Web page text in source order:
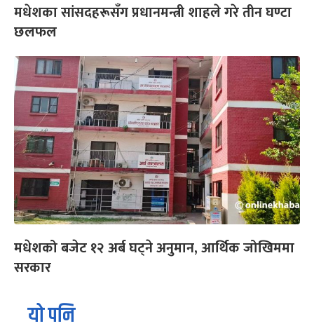
मधेशका सांसदहरूसँग प्रधानमन्त्री शाहले गरे तीन घण्टा
छलफल
मधेशको बजेट १२ अर्ब घट्ने अनुमान, आर्थिक जोखिममा
सरकार
यो पनि